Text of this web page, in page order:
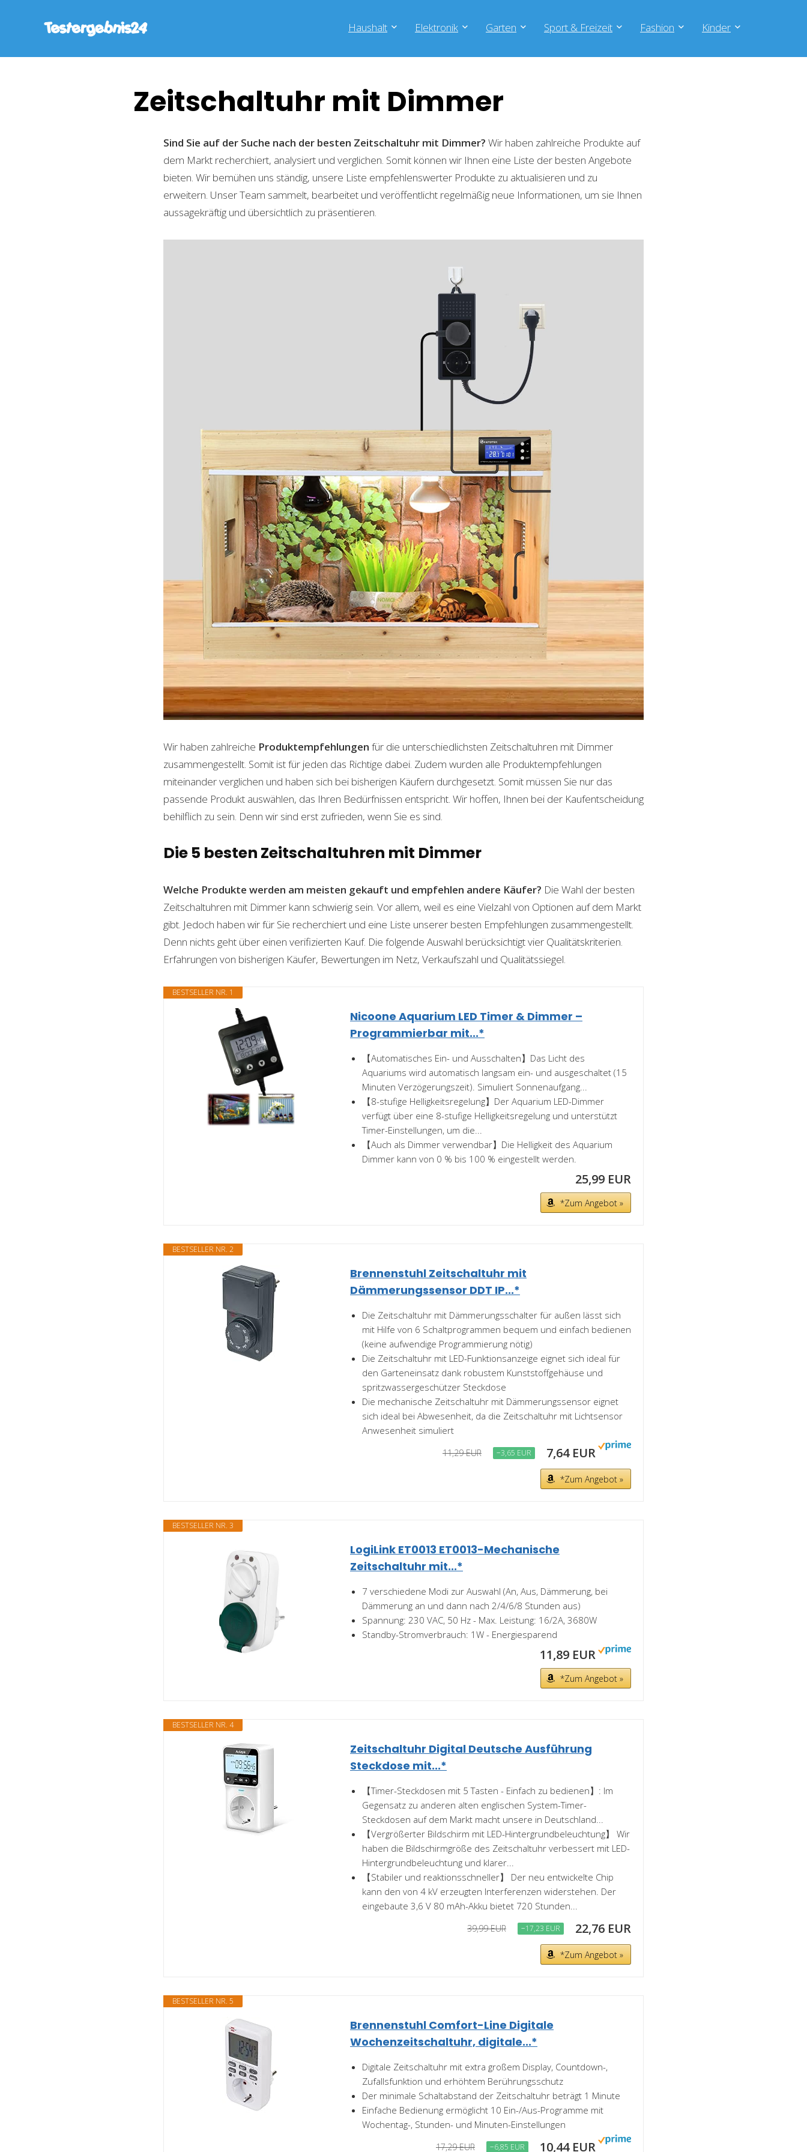
Haushalt Elektronik Garten Sport & Freizeit Fashion Kinder
Zeitschaltuhr mit Dimmer
Sind Sie auf der Suche nach der besten Zeitschaltuhr mit Dimmer? Wir haben zahlreiche Produkte auf
dem Markt recherchiert, analysiert und verglichen. Somit können wir Ihnen eine Liste der besten Angebote
bieten. Wir bemühen uns ständig, unsere Liste empfehlenswerter Produkte zu aktualisieren und zu
erweitern. Unser Team sammelt, bearbeitet und veröffentlicht regelmäßig neue Informationen, um sie Ihnen
aussagekräftig und übersichtlich zu präsentieren.
Wir haben zahlreiche Produktempfehlungen für die unterschiedlichsten Zeitschaltuhren mit Dimmer
zusammengestellt. Somit ist für jeden das Richtige dabei. Zudem wurden alle Produktempfehlungen
miteinander verglichen und haben sich bei bisherigen Käufern durchgesetzt. Somit müssen Sie nur das
passende Produkt auswählen, das Ihren Bedürfnissen entspricht. Wir hoffen, Ihnen bei der Kaufentscheidung
behilflich zu sein. Denn wir sind erst zufrieden, wenn Sie es sind.
Die 5 besten Zeitschaltuhren mit Dimmer
Welche Produkte werden am meisten gekauft und empfehlen andere Käufer? Die Wahl der besten
Zeitschaltuhren mit Dimmer kann schwierig sein. Vor allem, weil es eine Vielzahl von Optionen auf dem Markt
gibt. Jedoch haben wir für Sie recherchiert und eine Liste unserer besten Empfehlungen zusammengestellt.
Denn nichts geht über einen verifizierten Kauf. Die folgende Auswahl berücksichtigt vier Qualitätskriterien.
Erfahrungen von bisherigen Käufer, Bewertungen im Netz, Verkaufszahl und Qualitätssiegel.
BESTSELLER NR. 1
Nicoone Aquarium LED Timer & Dimmer –
Programmierbar mit...*
【Automatisches Ein- und Ausschalten】Das Licht des
Aquariums wird automatisch langsam ein- und ausgeschaltet (15
Minuten Verzögerungszeit). Simuliert Sonnenaufgang...
【8-stufige Helligkeitsregelung】Der Aquarium LED-Dimmer
verfügt über eine 8-stufige Helligkeitsregelung und unterstützt
Timer-Einstellungen, um die...
【Auch als Dimmer verwendbar】Die Helligkeit des Aquarium
Dimmer kann von 0 % bis 100 % eingestellt werden.
25,99 EUR
*Zum Angebot »
BESTSELLER NR. 2
Brennenstuhl Zeitschaltuhr mit
Dämmerungssensor DDT IP...*
Die Zeitschaltuhr mit Dämmerungsschalter für außen lässt sich
mit Hilfe von 6 Schaltprogrammen bequem und einfach bedienen
(keine aufwendige Programmierung nötig)
Die Zeitschaltuhr mit LED-Funktionsanzeige eignet sich ideal für
den Garteneinsatz dank robustem Kunststoffgehäuse und
spritzwassergeschützer Steckdose
Die mechanische Zeitschaltuhr mit Dämmerungssensor eignet
sich ideal bei Abwesenheit, da die Zeitschaltuhr mit Lichtsensor
Anwesenheit simuliert
11,29 EUR −3,65 EUR 7,64 EUR
*Zum Angebot »
BESTSELLER NR. 3
LogiLink ET0013 ET0013-Mechanische
Zeitschaltuhr mit...*
7 verschiedene Modi zur Auswahl (An, Aus, Dämmerung, bei
Dämmerung an und dann nach 2/4/6/8 Stunden aus)
Spannung: 230 VAC, 50 Hz - Max. Leistung: 16/2A, 3680W
Standby-Stromverbrauch: 1W - Energiesparend
11,89 EUR
*Zum Angebot »
BESTSELLER NR. 4
Zeitschaltuhr Digital Deutsche Ausführung
Steckdose mit...*
【Timer-Steckdosen mit 5 Tasten - Einfach zu bedienen】: Im
Gegensatz zu anderen alten englischen System-Timer-
Steckdosen auf dem Markt macht unsere in Deutschland...
【Vergrößerter Bildschirm mit LED-Hintergrundbeleuchtung】 Wir
haben die Bildschirmgröße des Zeitschaltuhr verbessert mit LED-
Hintergrundbeleuchtung und klarer...
【Stabiler und reaktionsschneller】 Der neu entwickelte Chip
kann den von 4 kV erzeugten Interferenzen widerstehen. Der
eingebaute 3,6 V 80 mAh-Akku bietet 720 Stunden...
39,99 EUR −17,23 EUR 22,76 EUR
*Zum Angebot »
BESTSELLER NR. 5
Brennenstuhl Comfort-Line Digitale
Wochenzeitschaltuhr, digitale...*
Digitale Zeitschaltuhr mit extra großem Display, Countdown-,
Zufallsfunktion und erhöhtem Berührungsschutz
Der minimale Schaltabstand der Zeitschaltuhr beträgt 1 Minute
Einfache Bedienung ermöglicht 10 Ein-/Aus-Programme mit
Wochentag-, Stunden- und Minuten-Einstellungen
17,29 EUR −6,85 EUR 10,44 EUR